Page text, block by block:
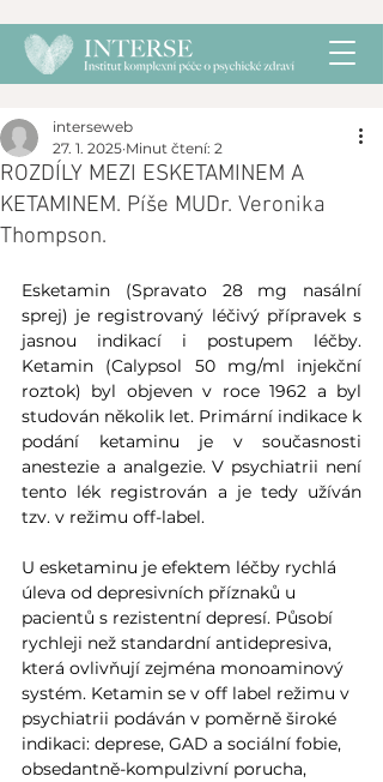
ROZDÍLY MEZI ESKETAMINEM A
KETAMINEM. Píše MUDr. Veronika
Thompson.
interseweb
27. 1. 2025 Minut čtení: 2
Esketamin (Spravato 28 mg nasální
sprej) je registrovaný léčivý přípravek s
jasnou indikací i postupem léčby.
Ketamin (Calypsol 50 mg/ml injekční
roztok) byl objeven v roce 1962 a byl
studován několik let. Primární indikace k
podání ketaminu je v současnosti
anestezie a analgezie. V psychiatrii není
tento lék registrován a je tedy užíván
tzv. v režimu off-label.
U esketaminu je efektem léčby rychlá
úleva od depresivních příznaků u
pacientů s rezistentní depresí. Působí
rychleji než standardní antidepresiva,
která ovlivňují zejména monoaminový
systém. Ketamin se v off label režimu v
psychiatrii podáván v poměrně široké
indikaci: deprese, GAD a sociální fobie,
obsedantně-kompulzivní porucha,